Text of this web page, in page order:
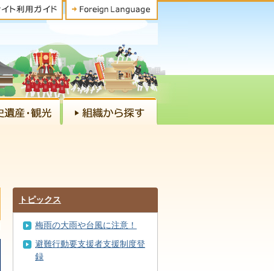
トピックス
梅雨の大雨や台風に注意！
避難行動要支援者支援制度登
録